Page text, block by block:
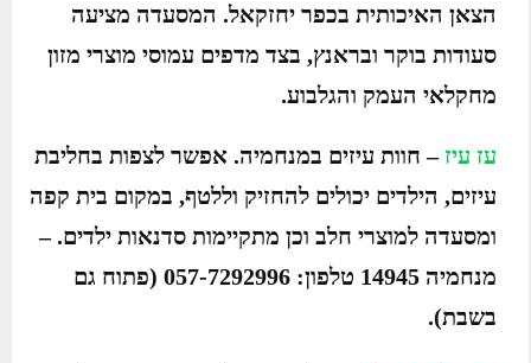
הצאן האיכותית בכפר יחזקאל. המסעדה מציעה
סעודות בוקר ובראנץ, בצד מדפים עמוסי מוצרי מזון
מחקלאי העמק והגלבוע.
עז עיז – חוות עיזים במנחמיה. אפשר לצפות בחליבת
עיזים, הילדים יכולים להחזיק וללטף, במקום בית קפה
ומסעדה למוצרי חלב וכן מתקיימות סדנאות ילדים. –
מנחמיה 14945 טלפון: 057-7292996 (פתוח גם
בשבת).